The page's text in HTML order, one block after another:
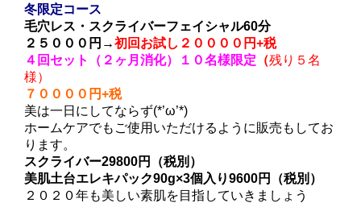
冬限定コース
毛穴レス・スクライバーフェイシャル60分
２５０００円→初回お試し２００００円+税
４回セット（２ヶ月消化）１０名様限定 （残り５名
様）
７００００円+税
美は一日にしてならず(*’ω’*)
ホームケアでもご使用いただけるように販売もしてお
ります。
スクライバー29800円（税別）
美肌土台エレキパック90g×3個入り9600円（税別）
２０２０年も美しい素肌を目指していきましょう